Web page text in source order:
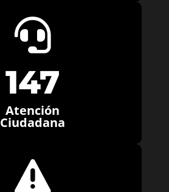

147
Atención
Ciudadana
